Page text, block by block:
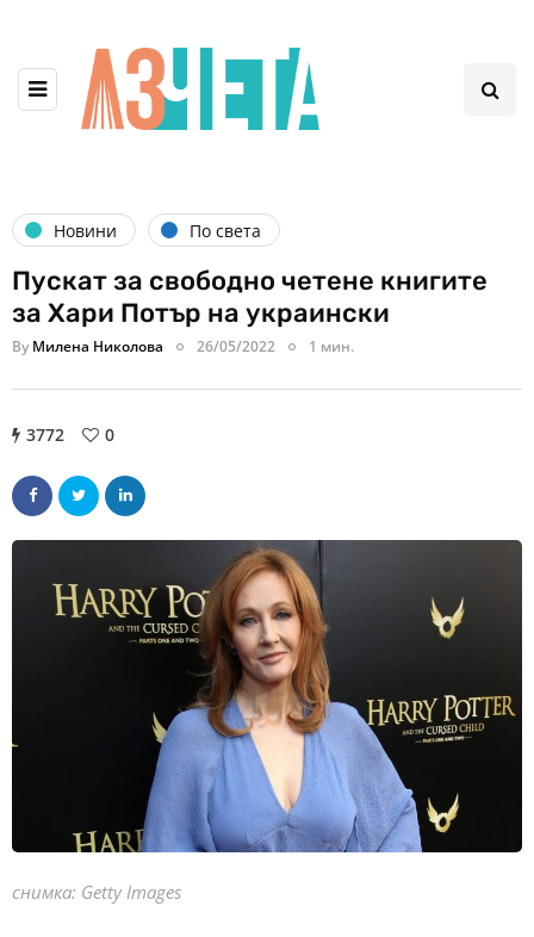
Новини По света
Пускат за свободно четене книгите
за Хари Потър на украински
By Милена Николова 26/05/2022 1 мин.
3772 0
снимка: Getty Images